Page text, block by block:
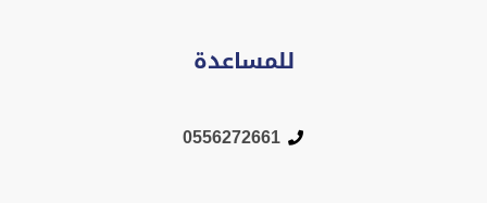
للمساعدة
0556272661